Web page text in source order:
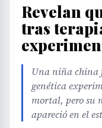
Revelan
tras
Una niña china
genética
mortal, pero su
apareció en el